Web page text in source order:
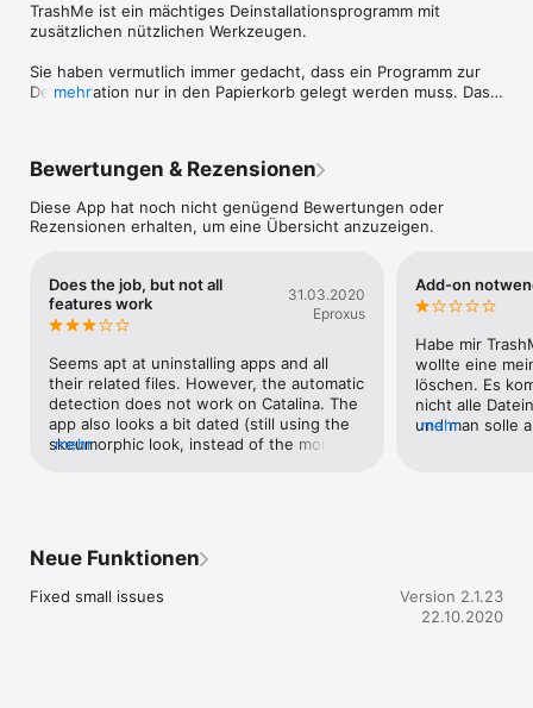
TrashMe ist ein mächtiges Deinstallationsprogramm mit
zusätzlichen nützlichen Werkzeugen.
Sie haben vermutlich immer gedacht, dass ein Programm zur
Deinstallation nur in den Papierkorb gelegt werden muss. Das
TrashMe können Sie auch diese Dateien identifizieren und
- Einfaches Löschen von Programmen, Widgets, Puglins und
Systemeinstellungen
- Aufsuchen und Löschen von zugehörigen Dateien
- Schutz von Programmen, die nicht gelöscht werden sollen
- Automatische Erkennung, dass ein Programm in den
Papierkorb gelegt wurde, und Löschen der zugehörigen
Dateien
*** Werkzeuge ***
Probleme gelöst und Speicherplatz freigegeben werden
gibt, die nicht mit dem Finder gelöscht werden können
- Löschen von einzelnen Dateien im Papierkorb statt des
mehr
Bewertungen & Rezensionen
Diese App hat noch nicht genügend Bewertungen oder
Rezensionen erhalten, um eine Übersicht anzuzeigen.
Does the job, but not all
features work
31.03.2020
Eproxus
Seems apt at uninstalling apps and all
their related files. However, the automatic
detection does not work on Catalina. The
app also looks a bit dated (still using the
skeumorphic look, instead of the more
mehr
Add-on
Habe mir
wollte eine
löschen. Es
nicht alle
und man solle
knapp Euro
mehr
Neue Funktionen
Fixed small issues
Version 2.1.23
22.10.2020